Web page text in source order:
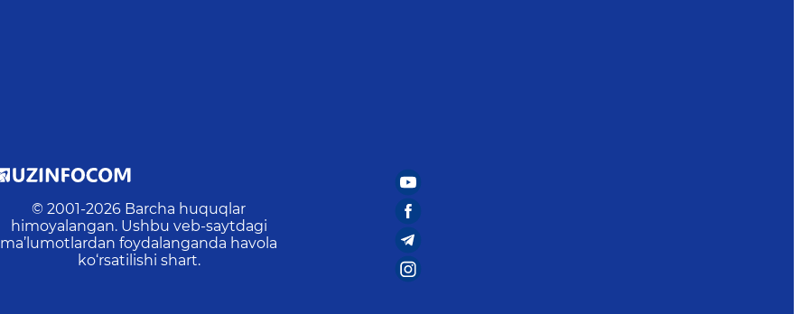
© 2001-2026 Barcha huquqlar
himoyalangan. Ushbu veb-saytdagi
ma’lumotlardan foydalanganda havola
ko‘rsatilishi shart.